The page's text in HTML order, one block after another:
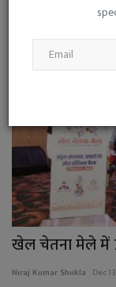
खेल
खेल चेतना मेले में
Niraj Kumar Shukla Dec